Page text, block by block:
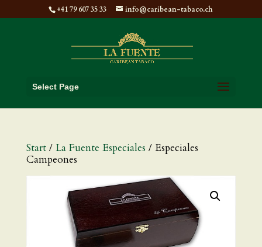
+41 79 607 35 33 info@caribean-tabaco.ch
Select Page
Start/ La Fuente Especiales / Especiales
Campeones